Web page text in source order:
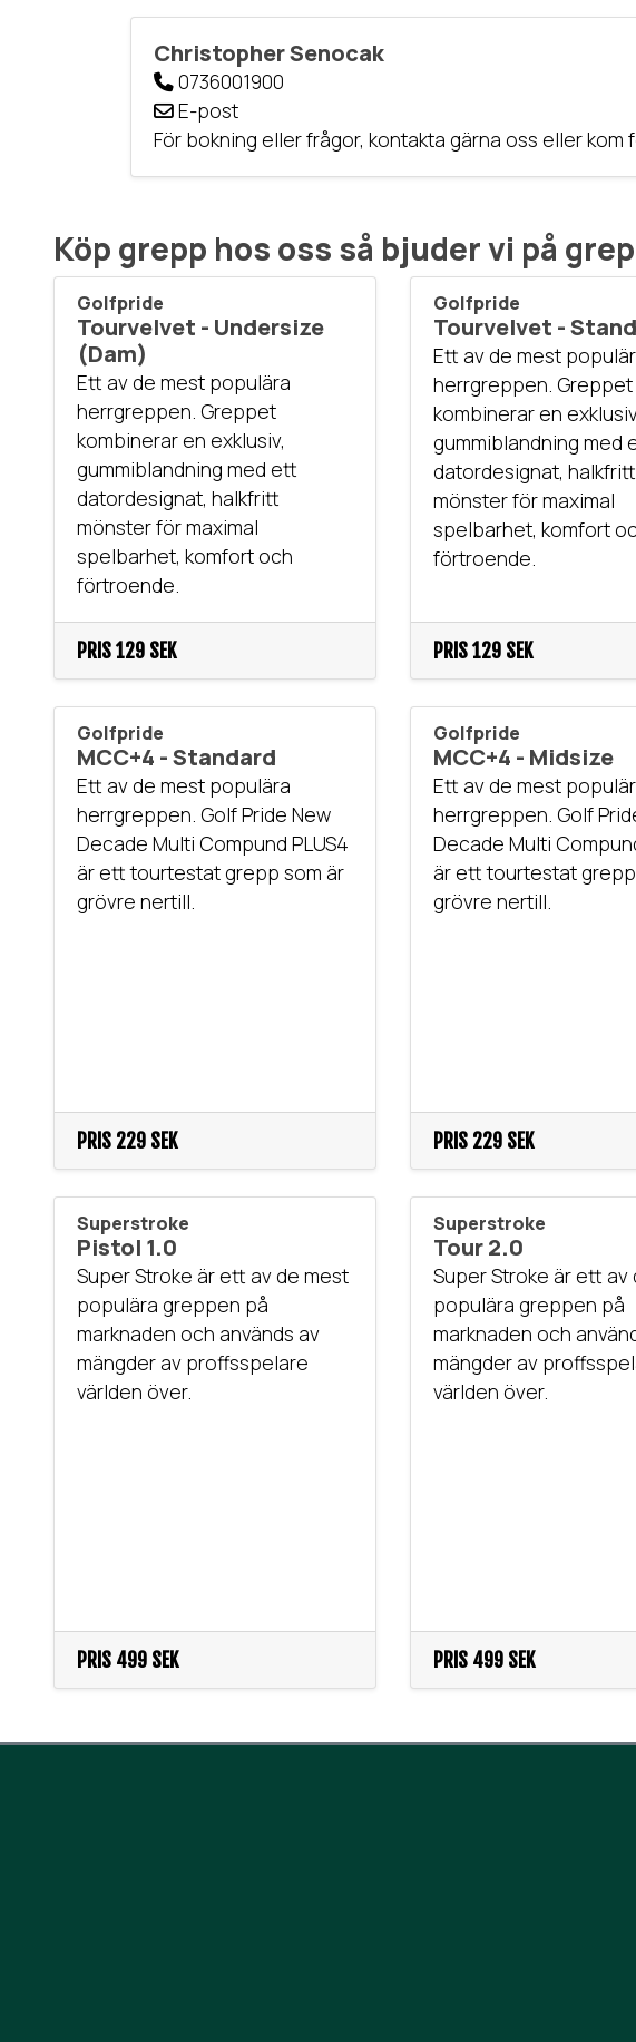
Christopher Senocak
0736001900
E-post
För bokning eller frågor, kontakta gärna oss eller
Köp grepp hos oss så bjuder vi på
Golfpride
Tourvelvet - Undersize
(Dam)
Ett av de mest populära
herrgreppen. Greppet
kombinerar en exklusiv,
gummiblandning med ett
datordesignat, halkfritt
mönster för maximal
spelbarhet, komfort och
förtroende.
PRIS129 SEK
Golfpride
Tourvelvet -
Ett av de mest
herrgreppen. Greppet
kombinerar en
gummiblandning med
datordesignat, halkfritt
mönster för maximal
spelbarhet, komfort
förtroende.
PRIS129 SEK
Golfpride
MCC+4 - Standard
Ett av de mest populära
herrgreppen. Golf Pride New
Decade Multi Compund PLUS4
är ett tourtestat grepp som är
grövre nertill.
PRIS 229 SEK
Golfpride
MCC+4 - Midsize
Ett av de mest
herrgreppen. Golf
Decade Multi
är ett tourtestat
grövre nertill.
PRIS 229 SEK
Superstroke
Pistol 1.0
Super Stroke är ett av de mest
populära greppen på
marknaden och används av
mängder av proffsspelare
världen över.
PRIS 499 SEK
Superstroke
Tour 2.0
Super Stroke är ett av
populära greppen på
marknaden och
mängder av
världen över.
PRIS 499 SEK